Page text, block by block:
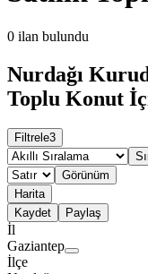
0 ilan bulundu
Nurdağı
Toplu Konut
Filtrele3
Görünüm
Harita
Kaydet
Paylaş
İl
Gaziantep
İlçe